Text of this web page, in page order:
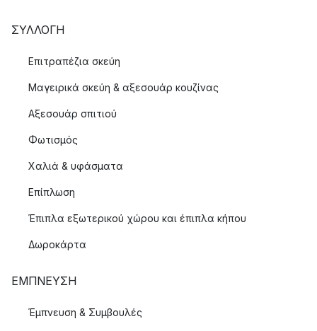
ΣΥΛΛΟΓΉ
Επιτραπέζια σκεύη
Μαγειρικά σκεύη & αξεσουάρ κουζίνας
Αξεσουάρ σπιτιού
Φωτισμός
Χαλιά & υφάσματα
Επίπλωση
Έπιπλα εξωτερικού χώρου και έπιπλα κήπου
Δωροκάρτα
ΈΜΠΝΕΥΣΗ
Έμπνευση & Συμβουλές